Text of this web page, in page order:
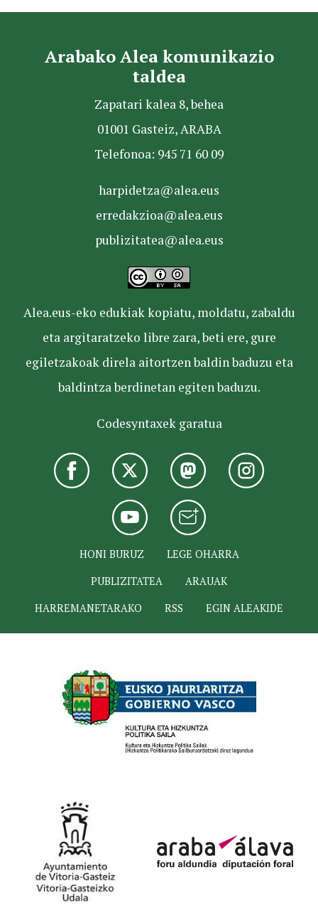
Arabako Alea komunikazio
taldea
Zapatari kalea 8, behea
01001 Gasteiz, ARABA
Telefonoa: 945 71 60 09
harpidetza@alea.eus
erredakzioa@alea.eus
publizitatea@alea.eus
Alea.eus-eko edukiak kopiatu, moldatu, zabaldu
eta argitaratzeko libre zara, beti ere, gure
egiletzakoak direla aitortzen baldin baduzu eta
baldintza berdinetan egiten baduzu.
Codesyntaxek garatua
HONI BURUZ
LEGE OHARRA
PUBLIZITATEA
ARAUAK
HARREMANETARAKO
RSS EGIN ALEAKIDE